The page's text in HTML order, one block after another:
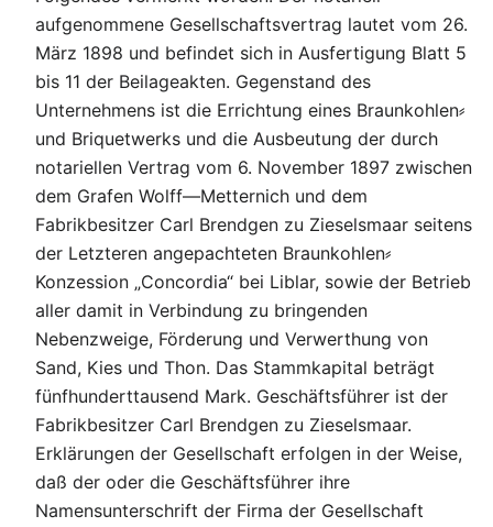
aufgenommene Gesellschaftsvertrag lautet vom 26.
März 1898 und befindet sich in Ausfertigung Blatt 5
bis 11 der Beilageakten. Gegenstand des
Unternehmens ist die Errichtung eines Braunkohlen⸗
und Briquetwerks und die Ausbeutung der durch
notariellen Vertrag vom 6. November 1897 zwischen
dem Grafen Wolff—Metternich und dem
Fabrikbesitzer Carl Brendgen zu Zieselsmaar seitens
der Letzteren angepachteten Braunkohlen⸗
Konzession „Concordia“ bei Liblar, sowie der Betrieb
aller damit in Verbindung zu bringenden
Nebenzweige, Förderung und Verwerthung von
Sand, Kies und Thon. Das Stammkapital beträgt
fünfhunderttausend Mark. Geschäftsführer ist der
Fabrikbesitzer Carl Brendgen zu Zieselsmaar.
Erklärungen der Gesellschaft erfolgen in der Weise,
daß der oder die Geschäftsführer ihre
Namensunterschrift der Firma der Gesellschaft